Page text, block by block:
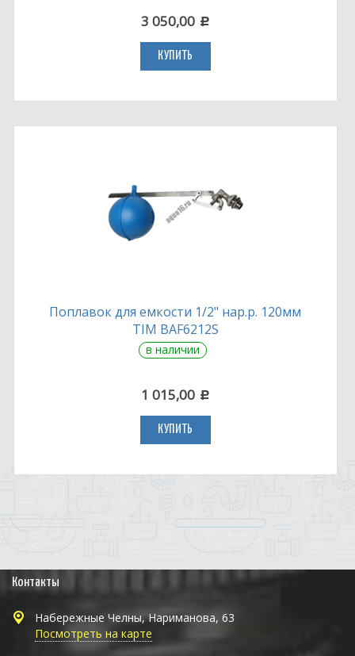
3 050,00 c
КУПИТЬ
Поплавок для емкости 1/2" нар.р. 120мм
TIM BAF6212S
в наличии
1 015,00 c
КУПИТЬ
Контакты
Набережные Челны, Нариманова, 63
Посмотреть на карте